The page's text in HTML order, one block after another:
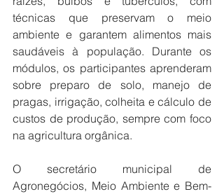
técnicas que preservam o meio
ambiente e garantem alimentos mais
saudáveis à população. Durante os
módulos, os participantes aprenderam
sobre preparo de solo, manejo de
pragas, irrigação, colheita e cálculo de
custos de produção, sempre com foco
na agricultura orgânica.
O secretário municipal de
Agronegócios, Meio Ambiente e Bem-